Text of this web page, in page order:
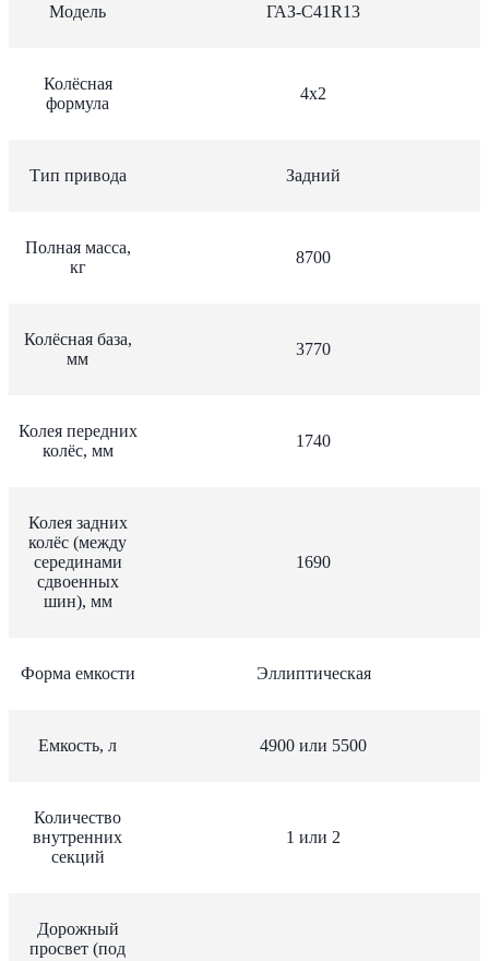
Модель ГАЗ-С41R13
Колёсная
формула
4х2
Тип привода Задний
Полная масса,
кг
8700
Колёсная база,
мм
3770
Колея передних
колёс, мм
1740
Колея задних
колёс (между
серединами
сдвоенных
шин), мм
1690
Форма емкости Эллиптическая
Емкость, л 4900 или 5500
Количество
внутренних
секций
1 или 2
Дорожный
просвет (под